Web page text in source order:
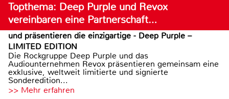
Topthema: Deep Purple und Revox
vereinbaren eine Partnerschaft…
und präsentieren die einzigartige - Deep Purple –
LIMITED EDITION
Die Rockgruppe Deep Purple und das
Audiounternehmen Revox präsentieren gemeinsam eine
exklusive, weltweit limitierte und signierte
Sonderedition...
>> Mehr erfahren